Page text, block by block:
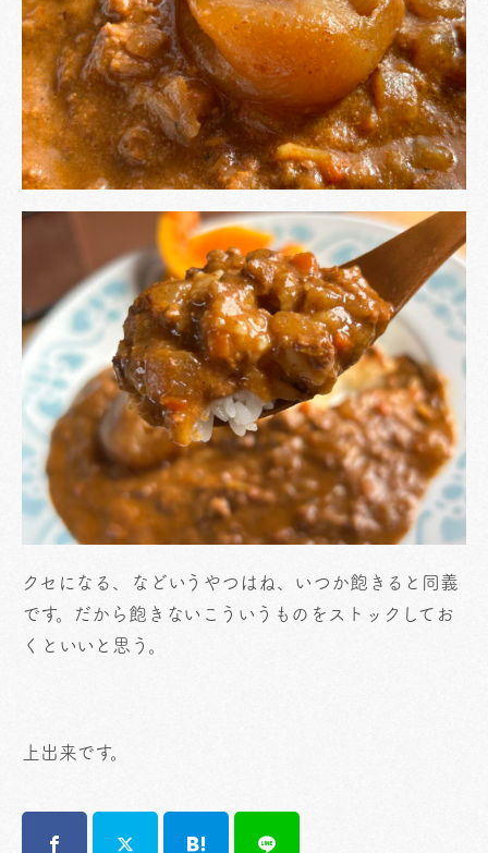
クセになる、などいうやつはね、いつか飽きると同義
です。だから飽きないこういうものをストックしてお
くといいと思う。
上出来です。